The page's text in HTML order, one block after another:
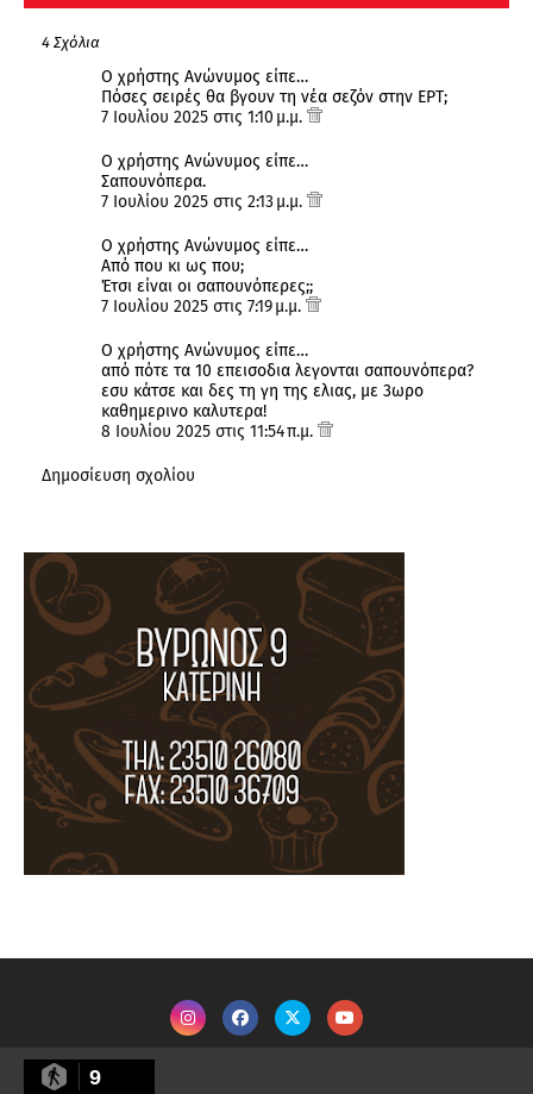
4 Σχόλια
Ο χρήστης Ανώνυμος είπε…
Πόσες σειρές θα βγουν τη νέα σεζόν στην ΕΡΤ;
7 Ιουλίου 2025 στις 1:10 μ.μ.
Ο χρήστης Ανώνυμος είπε…
Σαπουνόπερα.
7 Ιουλίου 2025 στις 2:13 μ.μ.
Ο χρήστης Ανώνυμος είπε…
Από που κι ως που;
Έτσι είναι οι σαπουνόπερες;;
7 Ιουλίου 2025 στις 7:19 μ.μ.
Ο χρήστης Ανώνυμος είπε…
από πότε τα 10 επεισοδια λεγονται σαπουνόπερα?
εσυ κάτσε και δες τη γη της ελιας, με 3ωρο
καθημερινο καλυτερα!
8 Ιουλίου 2025 στις 11:54 π.μ.
Δημοσίευση σχολίου
9